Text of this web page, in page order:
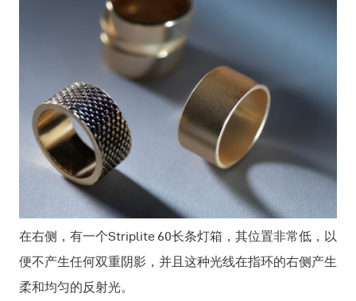
在右侧，有一个Striplite 60长条灯箱，其位置非常低，以
便不产生任何双重阴影，并且这种光线在指环的右侧产生
柔和均匀的反射光。